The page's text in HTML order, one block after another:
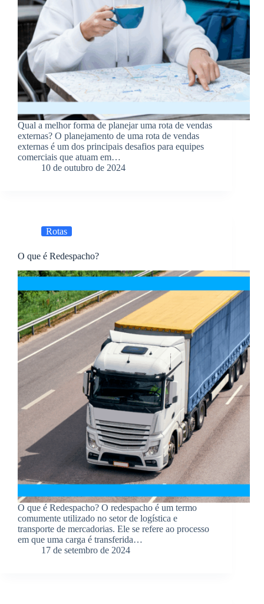
Qual a melhor forma de planejar uma rota de vendas
externas? O planejamento de uma rota de vendas
externas é um dos principais desafios para equipes
comerciais que atuam em…
10 de outubro de 2024
Rotas
O que é Redespacho?
O que é Redespacho? O redespacho é um termo
comumente utilizado no setor de logística e
transporte de mercadorias. Ele se refere ao processo
em que uma carga é transferida…
17 de setembro de 2024